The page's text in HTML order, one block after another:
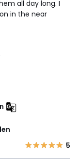
all day long. I
in the near
5